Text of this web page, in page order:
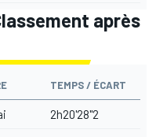
après
TEMPS / ÉCART
2h20'28"2